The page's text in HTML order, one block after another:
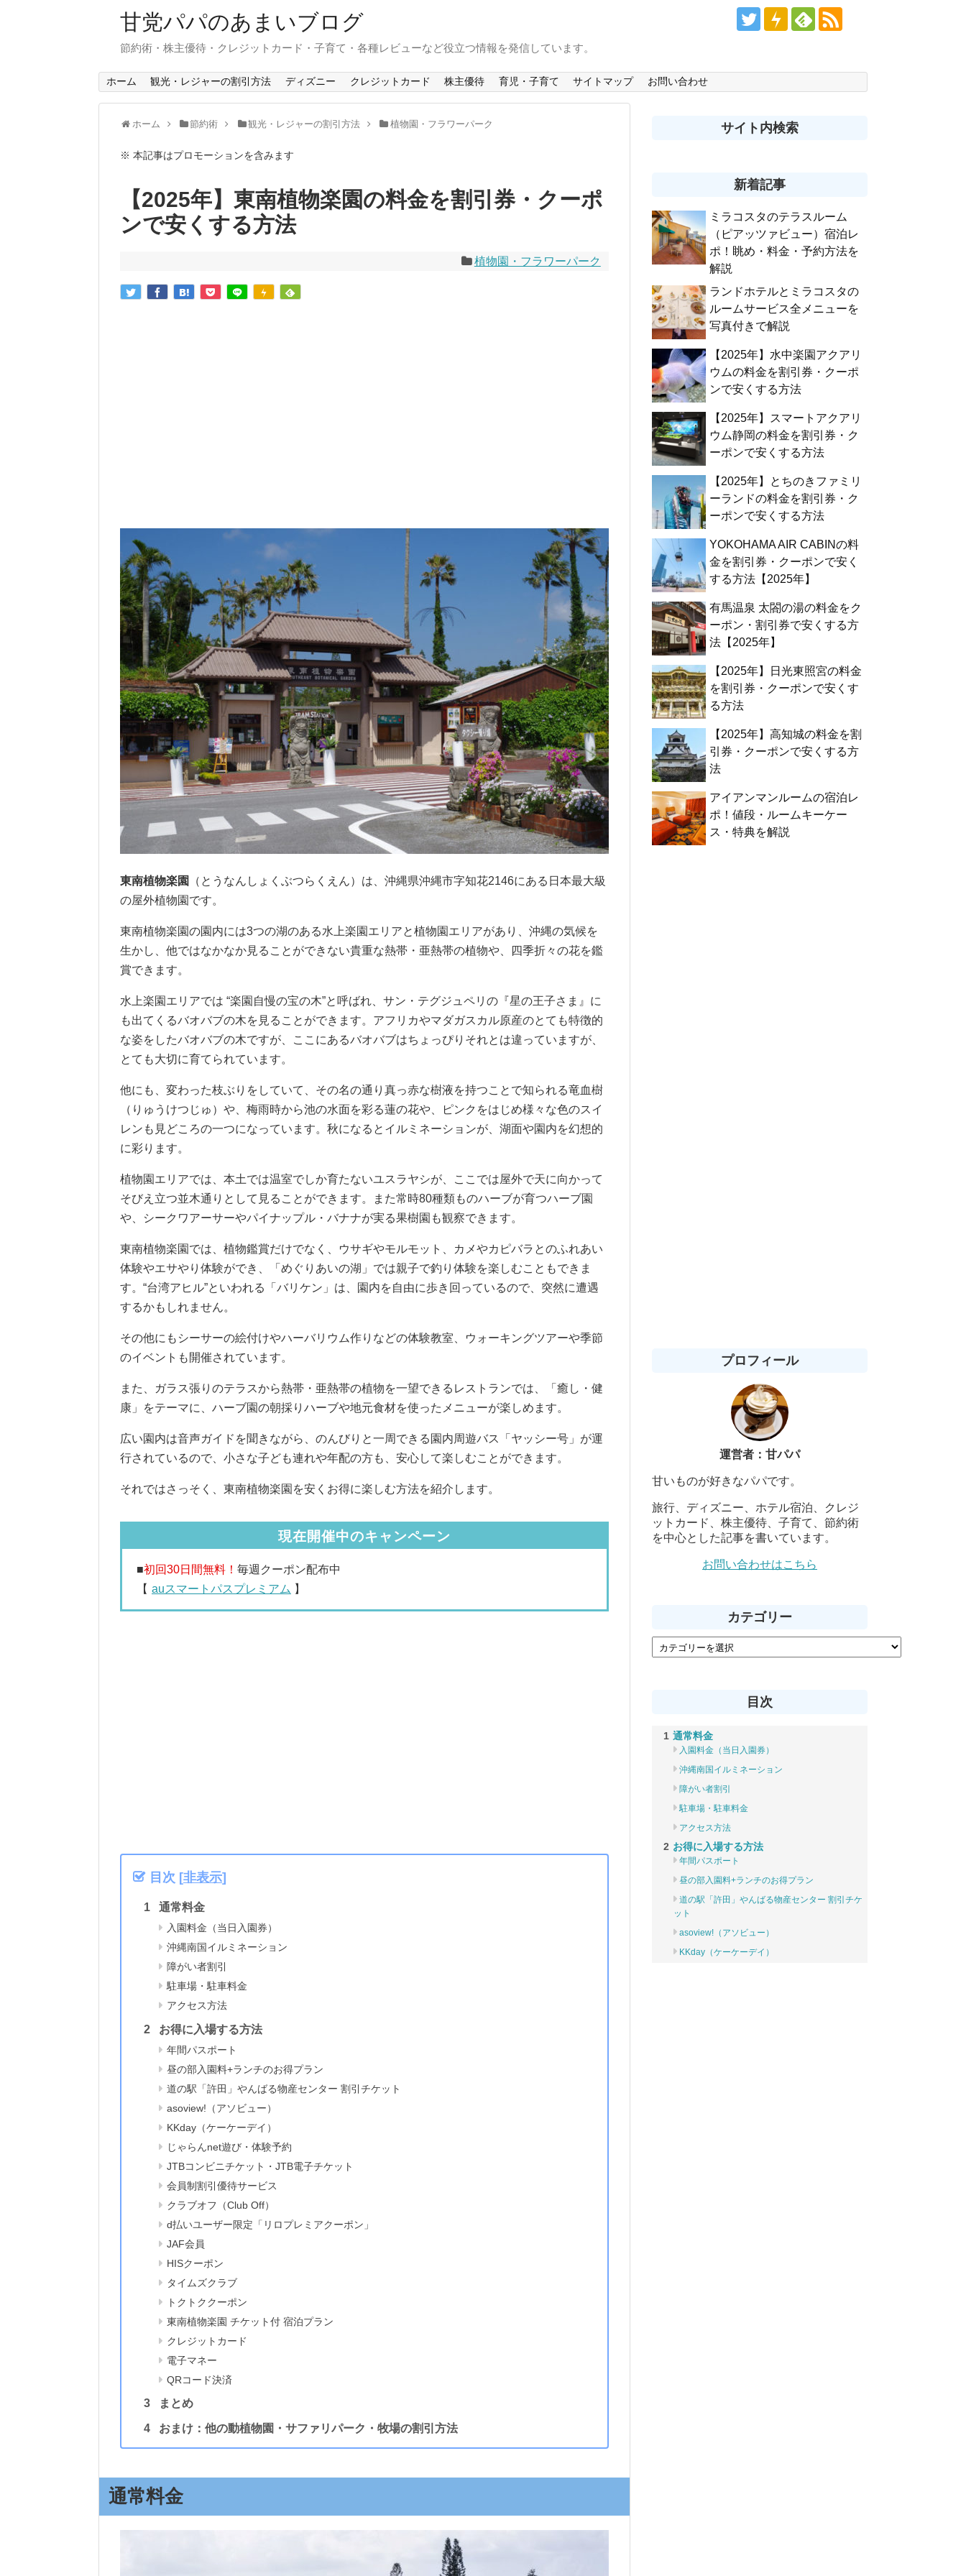
甘党パパのあまいブログ
節約術・株主優待・クレジットカード・子育て・各種レビューなど役立つ情報を発信しています。
ホーム 観光・レジャーの割引方法 ディズニー クレジットカード 株主優待 育児・子育て サイトマップ お問い合わせ
ホーム 節約術 観光・レジャーの割引方法 植物園・フラワーパーク
※ 本記事はプロモーションを含みます
【2025年】東南植物楽園の料金を割引券・クーポ
ンで安くする方法
植物園・フラワーパーク
東南植物楽園
（とうなんしょくぶつらくえん）は、沖縄県沖縄市字知花2146にある日本最大級
の屋外植物園です。
東南植物楽園の園内には3つの湖のある水上楽園エリアと植物園エリアがあり、沖縄の気候を
生かし、他ではなかなか見ることができない貴重な熱帯・亜熱帯の植物や、四季折々の花を鑑
賞できます。
水上楽園エリアでは “楽園自慢の宝の木”と呼ばれ、サン・テグジュペリの『星の王子さま』に
も出てくるバオバブの木を見ることができます。アフリカやマダガスカル原産のとても特徴的
な姿をしたバオバブの木ですが、ここにあるバオバブはちょっぴりそれとは違っていますが、
とても大切に育てられています。
他にも、変わった枝ぶりをしていて、その名の通り真っ赤な樹液を持つことで知られる竜血樹
（りゅうけつじゅ）や、梅雨時から池の水面を彩る蓮の花や、ピンクをはじめ様々な色のスイ
レンも見どころの一つになっています。秋になるとイルミネーションが、湖面や園内を幻想的
に彩ります。
植物園エリアでは、本土では温室でしか育たないユスラヤシが、ここでは屋外で天に向かって
そびえ立つ並木通りとして見ることができます。また常時80種類ものハーブが育つハーブ園
や、シークワアーサーやパイナップル・バナナが実る果樹園も観察できます。
東南植物楽園では、植物鑑賞だけでなく、ウサギやモルモット、カメやカピバラとのふれあい
体験やエサやり体験ができ、「めぐりあいの湖」では親子で釣り体験を楽しむこともできま
す。“台湾アヒル”といわれる「バリケン」は、園内を自由に歩き回っているので、突然に遭遇
するかもしれません。
その他にもシーサーの絵付けやハーバリウム作りなどの体験教室、ウォーキングツアーや季節
のイベントも開催されています。
また、ガラス張りのテラスから熱帯・亜熱帯の植物を一望できるレストランでは、「癒し・健
康」をテーマに、ハーブ園の朝採りハーブや地元食材を使ったメニューが楽しめます。
広い園内は音声ガイドを聞きながら、のんびりと一周できる園内周遊バス「ヤッシー号」が運
行されているので、小さな子ども連れや年配の方も、安心して楽しむことができます。
それではさっそく、東南植物楽園を安くお得に楽しむ方法を紹介します。
現在開催中のキャンペーン
■初回30日間無料！ 毎週クーポン配布中
【 auスマートパスプレミアム 】
目次 [非表示]
通常料金
入園料金（当日入園券）
沖縄南国イルミネーション
障がい者割引
駐車場・駐車料金
アクセス方法
お得に入場する方法
年間パスポート
昼の部入園料+ランチのお得プラン
道の駅「許田」やんばる物産センター 割引チケット
asoview!（アソビュー）
KKday（ケーケーデイ）
じゃらんnet遊び・体験予約
JTBコンビニチケット・JTB電子チケット
会員制割引優待サービス
クラブオフ（Club Off）
d払いユーザー限定「リロプレミアクーポン」
JAF会員
HISクーポン
タイムズクラブ
トクトククーポン
東南植物楽園 チケット付 宿泊プラン
クレジットカード
電子マネー
QRコード決済
まとめ
おまけ：他の動植物園・サファリパーク・牧場の割引方法
通常料金
サイト内検索
新着記事
ミラコスタのテラスルーム
（ピアッツァビュー）宿泊レ
ポ！眺め・料金・予約方法を
解説
ランドホテルとミラコスタの
ルームサービス全メニューを
写真付きで解説
【2025年】水中楽園アクアリ
ウムの料金を割引券・クーポ
ンで安くする方法
【2025年】スマートアクアリ
ウム静岡の料金を割引券・ク
ーポンで安くする方法
【2025年】とちのきファミリ
ーランドの料金を割引券・ク
ーポンで安くする方法
YOKOHAMA AIR CABINの料
金を割引券・クーポンで安く
する方法【2025年】
有馬温泉 太閤の湯の料金をク
ーポン・割引券で安くする方
法【2025年】
【2025年】日光東照宮の料金
を割引券・クーポンで安くす
る方法
【2025年】高知城の料金を割
引券・クーポンで安くする方
法
アイアンマンルームの宿泊レ
ポ！値段・ルームキーケー
ス・特典を解説
プロフィール
運営者：甘パパ
甘いものが好きなパパです。
旅行、ディズニー、ホテル宿泊、クレジ
ットカード、株主優待、子育て、節約術
を中心とした記事を書いています。
お問い合わせはこちら
カテゴリー
目次
通常料金
入園料金（当日入園券）
沖縄南国イルミネーション
障がい者割引
駐車場・駐車料金
アクセス方法
お得に入場する方法
年間パスポート
昼の部入園料+ランチのお得プラン
道の駅「許田」やんばる物産センター 割引チケ
ット
asoview!（アソビュー）
KKday（ケーケーデイ）